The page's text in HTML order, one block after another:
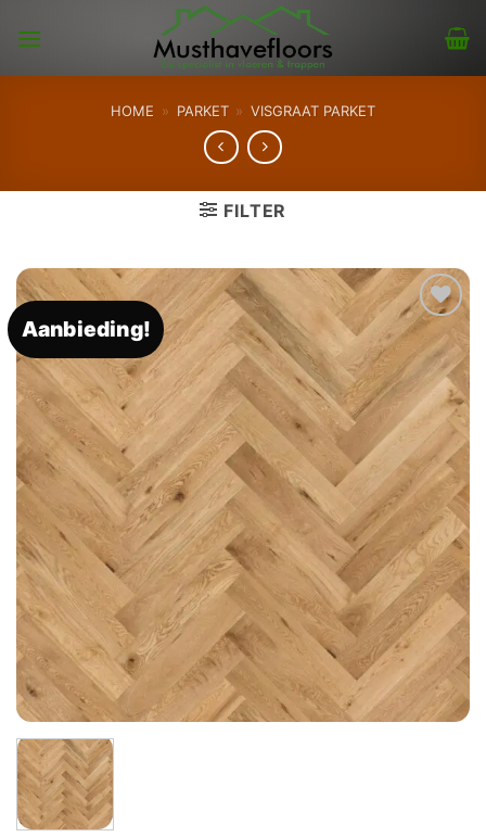
HOME » PARKET » VISGRAAT PARKET
FILTER
Aanbieding!
Toevoegen
aan
verlanglijst